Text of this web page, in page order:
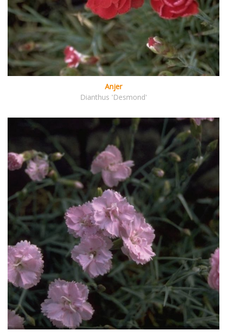
Anjer
Dianthus 'Desmond'